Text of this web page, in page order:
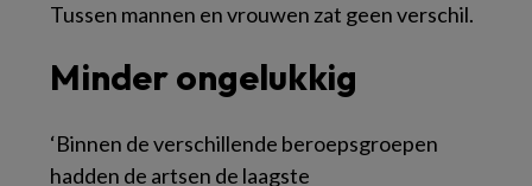
Tussen mannen en vrouwen zat geen verschil.
Minder ongelukkig
‘Binnen de verschillende beroepsgroepen
hadden de artsen de laagste